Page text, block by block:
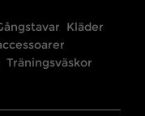
Kläder
Träningsväskor